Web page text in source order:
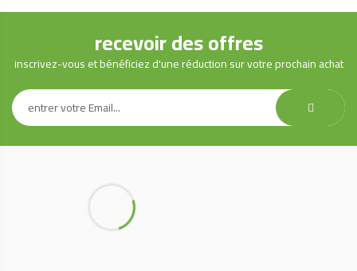
recevoir des offres
inscrivez-vous et bénéficiez d'une réduction sur votre prochain achat